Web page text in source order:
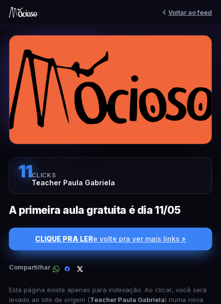
Voltar ao feed
11CLICKS
Teacher Paula Gabriela
A primeira aula gratuita é dia 11/05
CLIQUE PRA LERe volte pra ver mais links »
Compartilhar
Esta página existe apenas para indexação. Ao clicar, você será
levado ao site de origem (Teacher Paula Gabriela) numa nova